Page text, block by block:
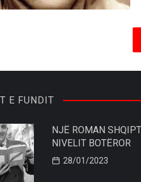
E FUNDIT
NJË ROMAN
NIVELIT BOTËROR
28/01/2023